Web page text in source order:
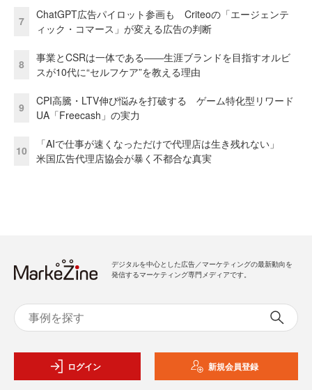
7
ChatGPT広告パイロット参画も Criteoの「エージェンテ
ィック・コマース」が変える広告の判断
8
事業とCSRは一体である――生涯ブランドを目指すオルビ
スが10代に“セルフケア”を教える理由
9
CPI高騰・LTV伸び悩みを打破する ゲーム特化型リワード
UA「Freecash」の実力
10
「AIで仕事が速くなっただけで代理店は生き残れない」
米国広告代理店協会が暴く不都合な真実
デジタルを中心とした広告／マーケティングの最新動向を
発信するマーケティング専門メディアです。
ログイン 新規会員登録